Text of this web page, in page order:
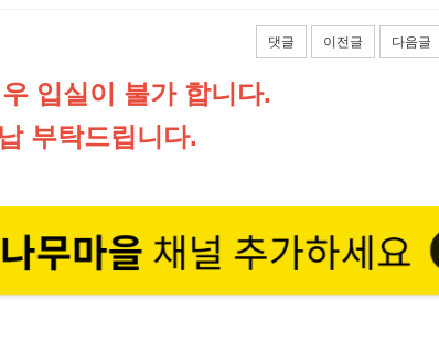
댓글 이전글 다음글
입실이 불가 합니다.
부탁드립니다.